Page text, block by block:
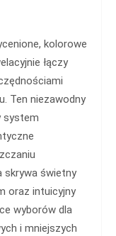
kolorowe
łączy
Ten niezawodny
system
skrywa świetny
oraz intuicyjny
wyborów dla
i mniejszych